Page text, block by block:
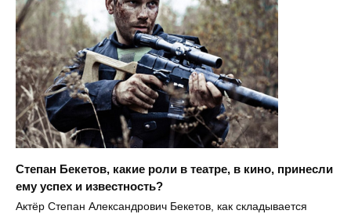
Степан Бекетов, какие роли в театре, в кино, принесли
ему успех и известность?
Актёр Степан Александрович Бекетов, как складывается